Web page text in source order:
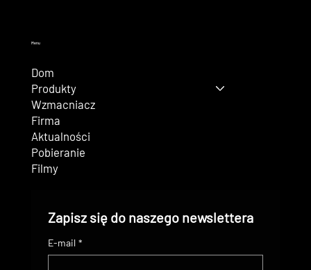
Menu
Dom
Produkty
Wzmacniacz
Firma
Aktualności
Pobieranie
Filmy
Zapisz się do naszego newslettera
E-mail *